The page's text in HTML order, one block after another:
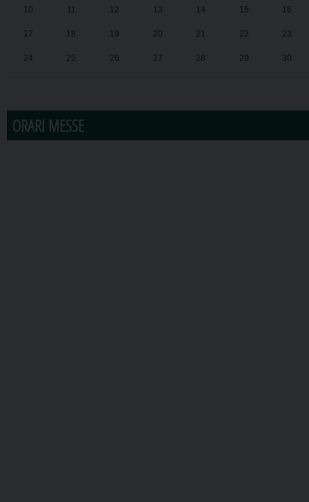
10 11 12 13 14 15 16
17 18 19 20 21 22 23
24 25 26 27 28 29 30
ORARI MESSE